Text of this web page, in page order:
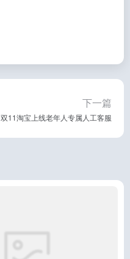
下一篇
双11淘宝上线老年人专属人工客服